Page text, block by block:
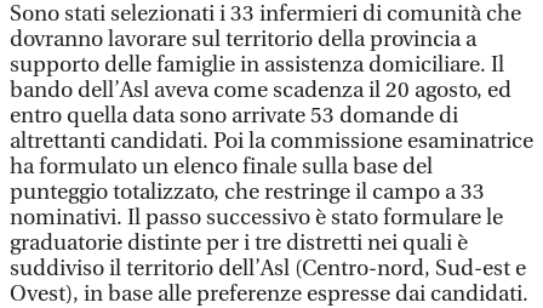
Sono stati selezionati i 33 infermieri di comunità che
dovranno lavorare sul territorio della provincia a
supporto delle famiglie in assistenza domiciliare. Il
bando dell’Asl aveva come scadenza il 20 agosto, ed
entro quella data sono arrivate 53 domande di
altrettanti candidati. Poi la commissione esaminatrice
ha formulato un elenco finale sulla base del
punteggio totalizzato, che restringe il campo a 33
nominativi. Il passo successivo è stato formulare le
graduatorie distinte per i tre distretti nei quali è
suddiviso il territorio dell’Asl (Centro-nord, Sud-est e
Ovest), in base alle preferenze espresse dai candidati.